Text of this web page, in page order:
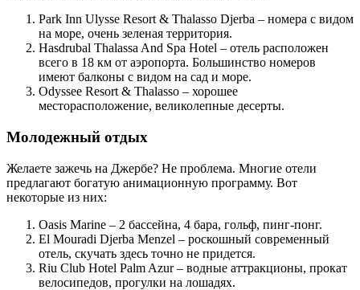
Park Inn Ulysse Resort & Thalasso Djerba – номера с видом
на море, очень зеленая территория.
Hasdrubal Thalassa And Spa Hotel – отель расположен
всего в 18 км от аэропорта. Большинство номеров
имеют балконы с видом на сад и море.
Odyssee Resort & Thalasso – хорошее
месторасположение, великолепные десерты.
Молодежный отдых
Желаете зажечь на Джербе? Не проблема. Многие отели
предлагают богатую анимационную программу. Вот
некоторые из них:
Oasis Marine – 2 бассейна, 4 бара, гольф, пинг-понг.
El Mouradi Djerba Menzel – роскошный современный
отель, скучать здесь точно не придется.
Riu Club Hotel Palm Azur – водные аттракционы, прокат
велосипедов, прогулки на лошадях.